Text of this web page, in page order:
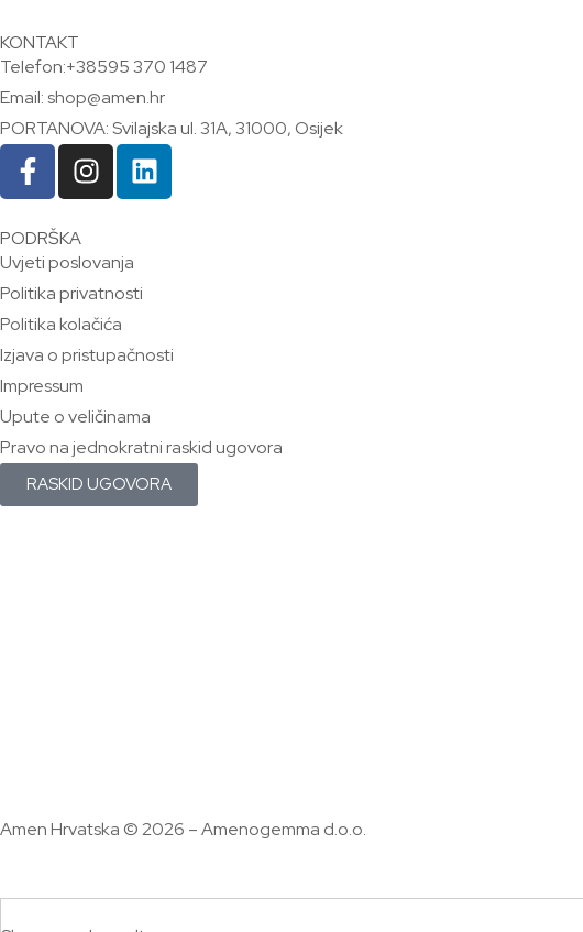
KONTAKT
Telefon:+38595 370 1487
Email: shop@amen.hr
PORTANOVA: Svilajska ul. 31A, 31000, Osijek
PODRŠKA
Uvjeti poslovanja
Politika privatnosti
Politika kolačića
Izjava o pristupačnosti
Impressum
Upute o veličinama
Pravo na jednokratni raskid ugovora
RASKID UGOVORA
Amen Hrvatska © 2026 – Amenogemma d.o.o.